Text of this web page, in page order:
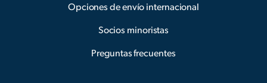
Opciones de envío internacional
Socios minoristas
Preguntas frecuentes